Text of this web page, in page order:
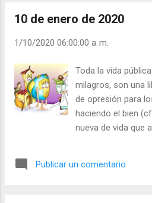
solitario. Oración y
hoy. La Santa Madre
pureza de intención a
camino del servicio de
deseo sino que…nos
Se￱or, que así paga aun
Julián Escobar. |
Evangelio y
10 de enero de 2020
1/10/2020 06:00:00 a. m.
Toda la vida
milagros, son una
de opresión para
haciendo el bien
nueva de vida que
llevar el evangelio
Publicar un comentario